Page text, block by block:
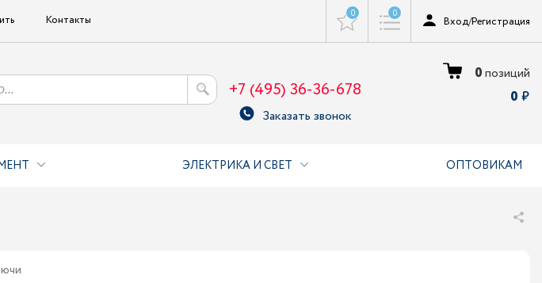
Контакты 0 0
Вход/Регистрация
+7 (495) 36-36-678
Заказать звонок
0позиций
0
ЭЛЕКТРИКА И СВЕТ ОПТОВИКАМ